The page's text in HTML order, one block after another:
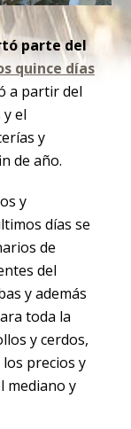
parte del
quince días
a partir del
el
y
de año.
y
días se
de
del
y además
toda la
y cerdos,
precios y
mediano y